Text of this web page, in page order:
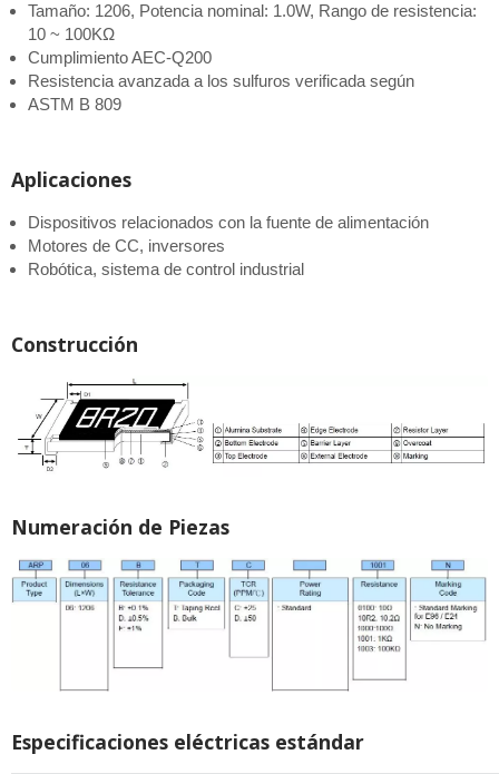
Tamaño: 1206, Potencia nominal: 1.0W, Rango de resistencia:
10 ~ 100KΩ
Cumplimiento AEC-Q200
Resistencia avanzada a los sulfuros verificada según
ASTM B 809
Aplicaciones
Dispositivos relacionados con la fuente de alimentación
Motores de CC, inversores
Robótica, sistema de control industrial
Construcción
Numeración de Piezas
Especificaciones eléctricas estándar